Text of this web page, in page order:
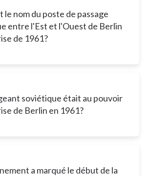
le nom du poste de passage
entre l'Est et l'Ouest de Berlin
de 1961?
soviétique était au pouvoir
de Berlin en 1961?
a marqué le début de la